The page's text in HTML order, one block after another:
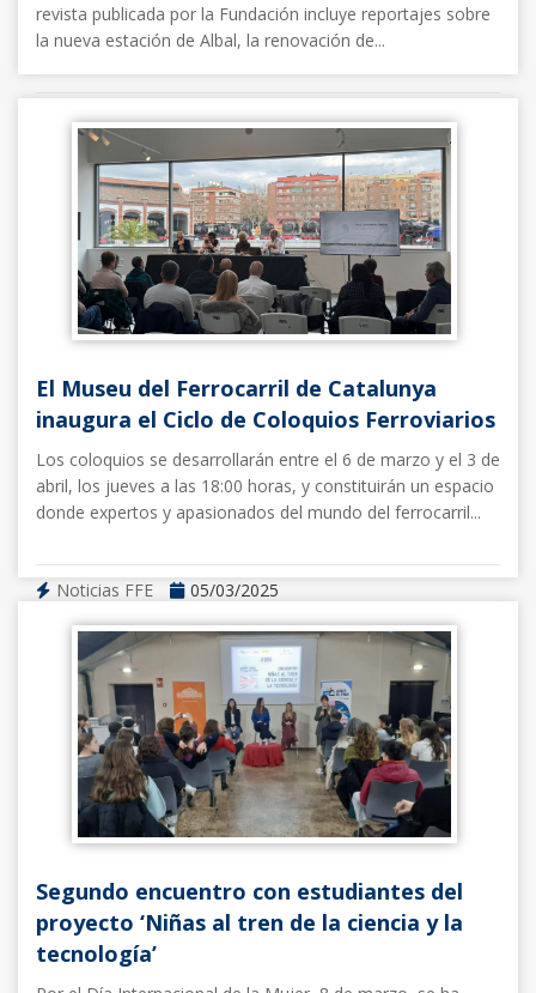
revista publicada por la Fundación incluye reportajes sobre
la nueva estación de Albal, la renovación de...
Noticias FFE 06/03/2025
El Museu del Ferrocarril de Catalunya
inaugura el Ciclo de Coloquios Ferroviarios
Los coloquios se desarrollarán entre el 6 de marzo y el 3 de
abril, los jueves a las 18:00 horas, y constituirán un espacio
donde expertos y apasionados del mundo del ferrocarril...
Noticias FFE 05/03/2025
Segundo encuentro con estudiantes del
proyecto ‘Niñas al tren de la ciencia y la
tecnología’